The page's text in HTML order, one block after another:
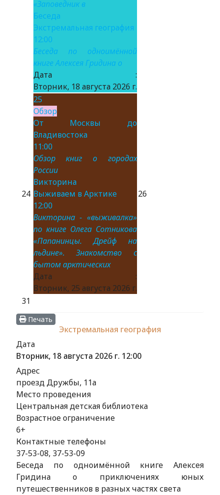
«Заповедник в
Беседа
Экстремальная география
12:00
Беседа по одноимённой
книге Алексея Гридина о
Дата :
Вторник, 18 августа 2026 г.
24
25
Обзор
От Москвы до
Владивостока
11:00
Обзор книг о городах
России
Викторина
Выживаем в Арктике
12:00
Викторина - «выживалка»
по книге Олега Сотникова
«Папанинцы. Дрейф на
льдине». Знакомство с
бытом арктических
Дата :
Вторник, 25 августа 2026 г.
26
31
Печать
Экстремальная география
Дата
Вторник, 18 августа 2026 г. 12:00
Адрес
проезд Дружбы, 11а
Место проведения
Центральная детская библиотека
Возрастное ограничение
6+
Контактные телефоны
37-53-08, 37-53-09
Беседа по одноимённой книге Алексея
Гридина о приключениях юных
путешественников в разных частях света